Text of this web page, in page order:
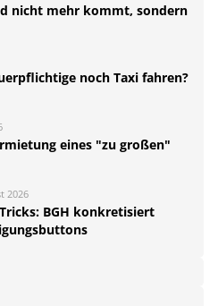
nicht mehr kommt, sondern
noch Taxi fahren?
eines "zu großen"
2026
BGH konkretisiert